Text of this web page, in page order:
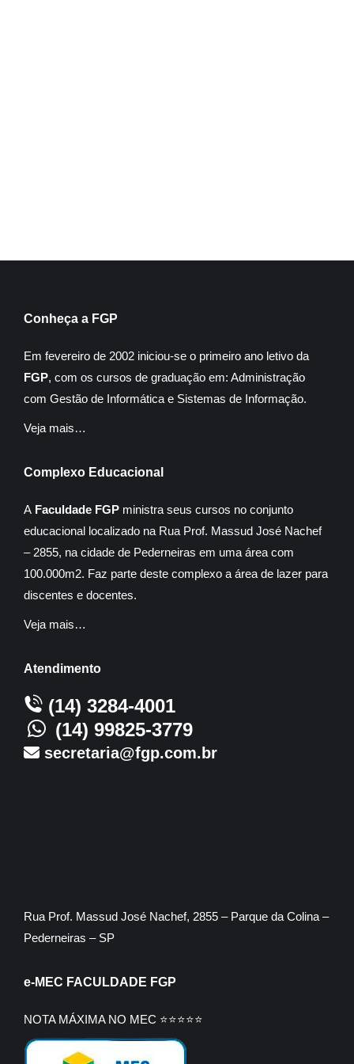
Conheça a FGP
Em fevereiro de 2002 iniciou-se o primeiro ano letivo da
FGP, com os cursos de graduação em: Administração
com Gestão de Informática e Sistemas de Informação.
Veja mais…
Complexo Educacional
A Faculdade FGP ministra seus cursos no conjunto
educacional localizado na Rua Prof. Massud José Nachef
– 2855, na cidade de Pederneiras em uma área com
100.000m2. Faz parte deste complexo a área de lazer para
discentes e docentes.
Veja mais…
Atendimento
(14) 3284-4001
(14) 99825-3779
secretaria@fgp.com.br
Rua Prof. Massud José Nachef, 2855 – Parque da Colina –
Pederneiras – SP
e-MEC FACULDADE FGP
NOTA MÁXIMA NO MEC ⭐⭐⭐⭐⭐